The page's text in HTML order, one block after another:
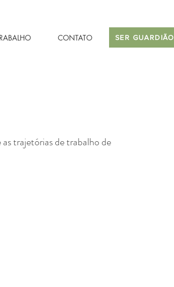
CONTATO SER GUARDIÃO
trajetórias de trabalho de